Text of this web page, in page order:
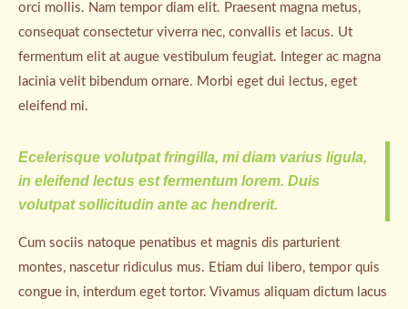
orci mollis. Nam tempor diam elit. Praesent magna metus,
consequat consectetur viverra nec, convallis et lacus. Ut
fermentum elit at augue vestibulum feugiat. Integer ac magna
lacinia velit bibendum ornare. Morbi eget dui lectus, eget
eleifend mi.
Ecelerisque volutpat fringilla, mi diam varius ligula,
in eleifend lectus est fermentum lorem. Duis
volutpat sollicitudin ante ac hendrerit.
Cum sociis natoque penatibus et magnis dis parturient
montes, nascetur ridiculus mus. Etiam dui libero, tempor quis
congue in, interdum eget tortor. Vivamus aliquam dictum lacus